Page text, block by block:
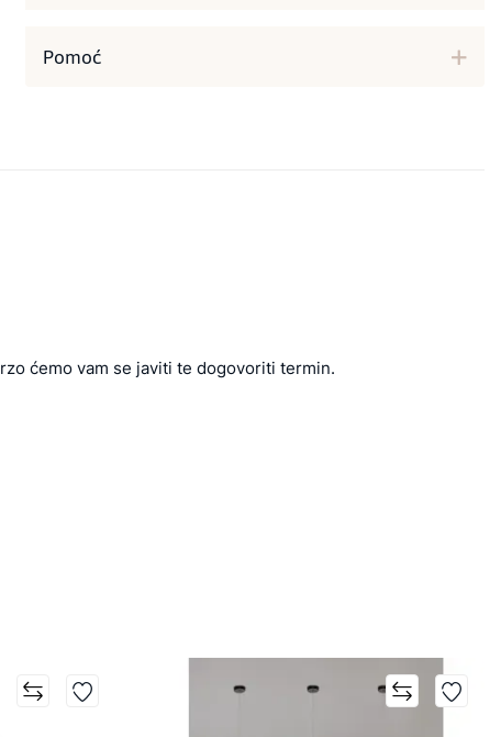
Pomoć
ćemo vam se javiti te dogovoriti termin.